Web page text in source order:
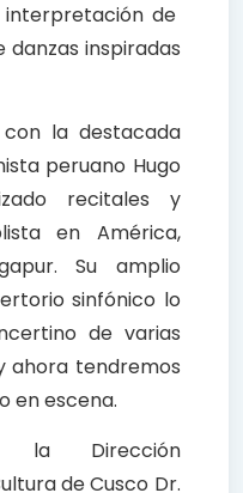
interpretación de
danzas inspiradas
la destacada
peruano Hugo
recitales y
en América,
Su amplio
sinfónico lo
de varias
ahora tendremos
en escena.
la Dirección
de Cusco Dr.